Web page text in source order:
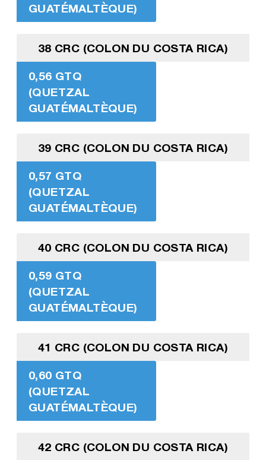
GUATÉMALTÈQUE)
38 CRC (COLON DU COSTA RICA)
0,56 GTQ
(QUETZAL
GUATÉMALTÈQUE)
39 CRC (COLON DU COSTA RICA)
0,57 GTQ
(QUETZAL
GUATÉMALTÈQUE)
40 CRC (COLON DU COSTA RICA)
0,59 GTQ
(QUETZAL
GUATÉMALTÈQUE)
41 CRC (COLON DU COSTA RICA)
0,60 GTQ
(QUETZAL
GUATÉMALTÈQUE)
42 CRC (COLON DU COSTA RICA)